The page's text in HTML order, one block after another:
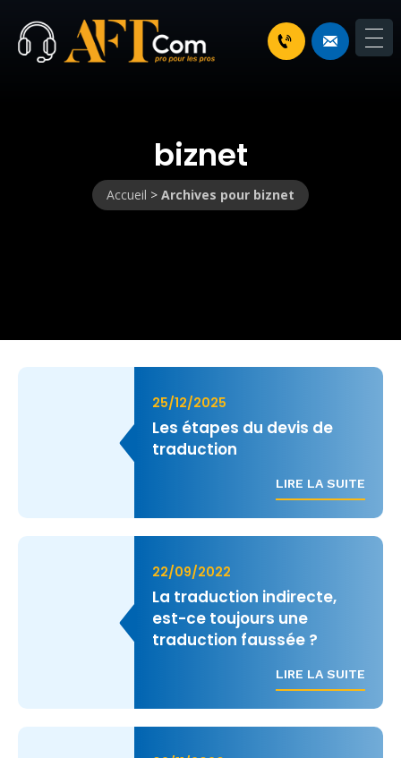
biznet
Accueil > Archives pour biznet
25/12/2025
Les étapes du devis de
traduction
LIRE LA SUITE
22/09/2022
La traduction indirecte,
est-ce toujours une
traduction faussée ?
LIRE LA SUITE